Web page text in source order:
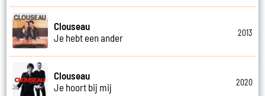
Clouseau
Je hebt een ander
2013
Clouseau
Je hoort bij mij
2020